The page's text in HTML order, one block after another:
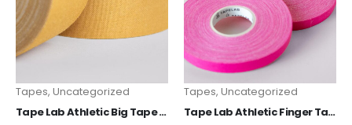
Tapes, Uncategorized
Tape Lab Athletic Big Tape (2-PACK)
Tapes, Uncategorized
Tape Lab Athletic Finger Tape (5-Pack)